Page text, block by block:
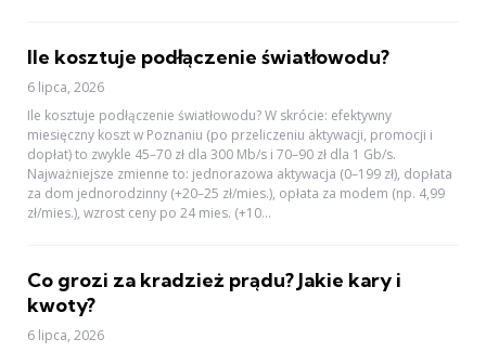
Ile kosztuje podłączenie światłowodu?
6 lipca, 2026
Ile kosztuje podłączenie światłowodu? W skrócie: efektywny
miesięczny koszt w Poznaniu (po przeliczeniu aktywacji, promocji i
dopłat) to zwykle 45–70 zł dla 300 Mb/s i 70–90 zł dla 1 Gb/s.
Najważniejsze zmienne to: jednorazowa aktywacja (0–199 zł), dopłata
za dom jednorodzinny (+20–25 zł/mies.), opłata za modem (np. 4,99
zł/mies.), wzrost ceny po 24 mies. (+10...
Co grozi za kradzież prądu? Jakie kary i
kwoty?
6 lipca, 2026